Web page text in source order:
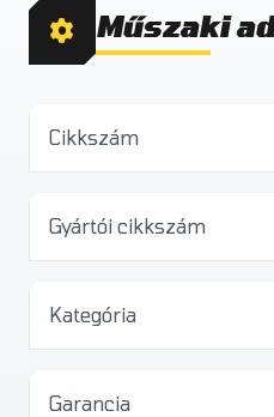
Műszaki
Cikkszám
Gyártói cikkszám
Kategória
Garancia